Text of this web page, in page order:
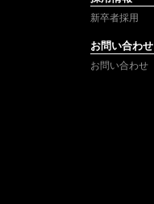
新卒者採用
お問い合わせ
お問い合わせ